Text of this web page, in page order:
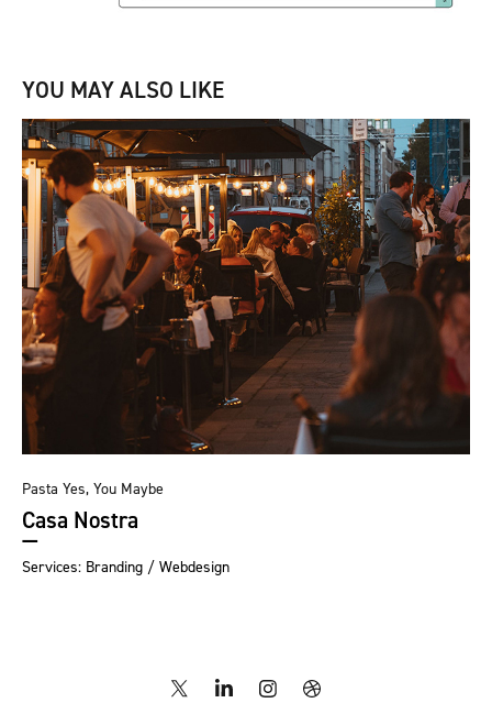
YOU MAY ALSO LIKE
Pasta Yes, You Maybe
Casa Nostra
Services: Branding / Webdesign